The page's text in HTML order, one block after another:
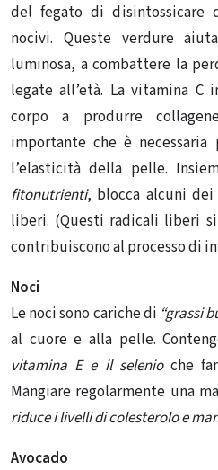
del fegato di disintossicare
nocivi. Queste verdure
luminosa, a combattere la
legate all’età. La vitamina
corpo a produrre
importante che è
l’elasticità della pelle.
fitonutrienti, blocca alcuni
liberi. (Questi radicali liberi
contribuiscono al processo di
Noci
Le noci sono cariche di “grassi
al cuore e alla pelle.
vitamina E e il selenioche
Mangiare regolarmente una
riduce i livelli di colesterolo e
Avocado